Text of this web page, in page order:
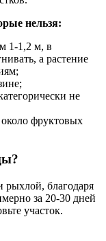
нельзя:
1-1,2 м, в
а растение
не
фруктовых
рыхлой, благодаря
за 20-30 дней
участок.